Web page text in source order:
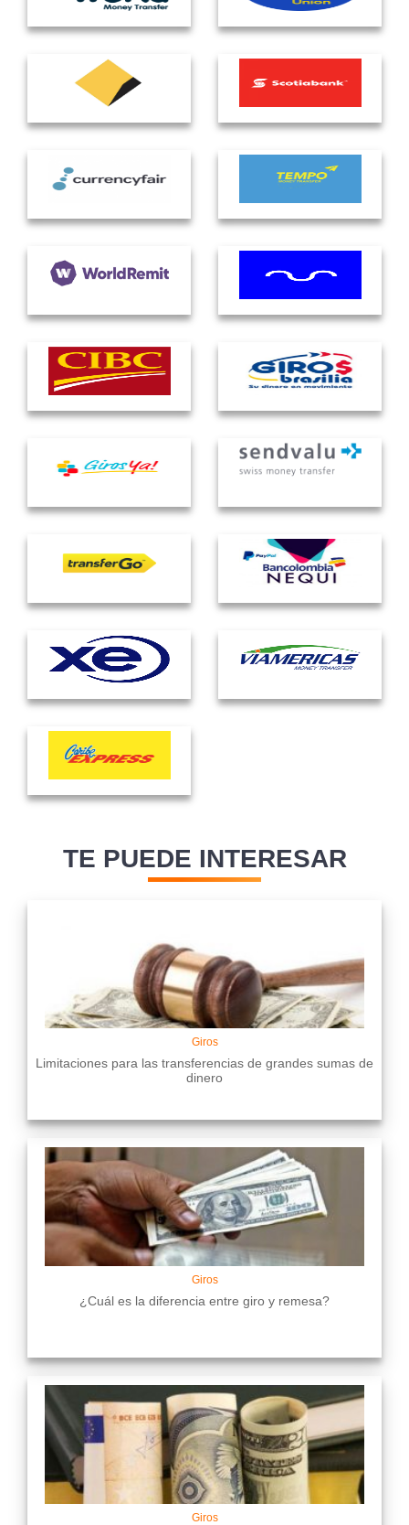
TE PUEDE INTERESAR
Giros
Limitaciones para las transferencias de grandes sumas de
dinero
Giros
¿Cuál es la diferencia entre giro y remesa?
Giros